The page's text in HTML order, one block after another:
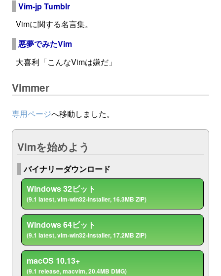
Vim-jp Tumblr
Vimに関する名言集。
悪夢でみたVim
大喜利「こんなVimは嫌だ」
Vimmer
専用ページへ移動しました。
Vimを始めよう
バイナリーダウンロード
Windows 32ビット
(9.1 latest, vim-win32-installer, 16.3MB ZIP)
Windows 64ビット
(9.1 latest, vim-win32-installer, 17.2MB ZIP)
macOS 10.13+
(9.1 release, macvim, 20.4MB DMG)